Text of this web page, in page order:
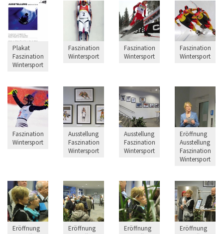
Plakat
Faszination
Wintersport
Faszination
Wintersport
Faszination
Wintersport
Faszination
Wintersport
Faszination
Wintersport
Ausstellung
Faszination
Wintersport
Ausstellung
Faszination
Wintersport
Eröffnung
Ausstellung
Faszination
Wintersport
Eröffnung
Eröffnung
Eröffnung
Eröffnung